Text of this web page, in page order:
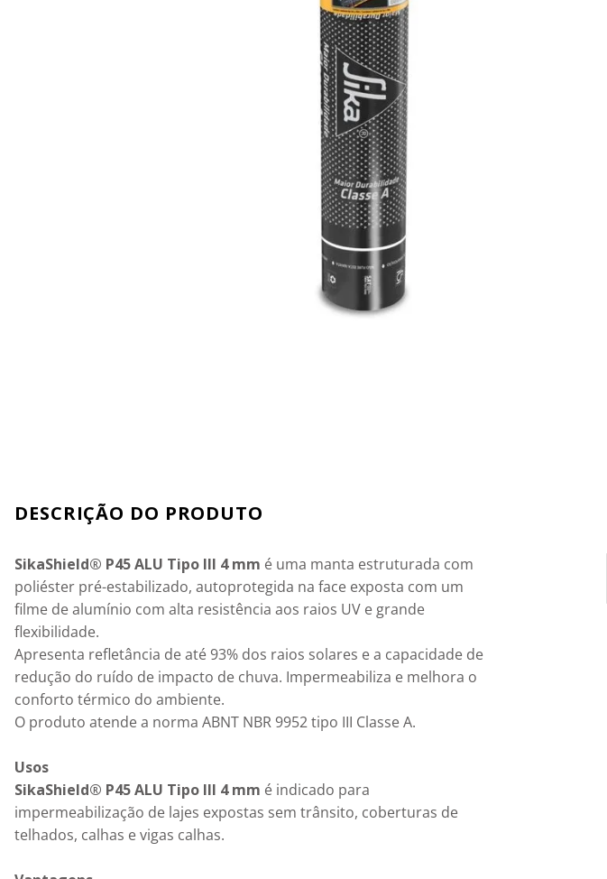
SikaShield® P45 ALU Tipo III 4 mm é uma manta estruturada com
poliéster pré-estabilizado, autoprotegida na face exposta com um
filme de alumínio com alta resistência aos raios UV e grande
flexibilidade.
Apresenta refletância de até 93% dos raios solares e a capacidade de
redução do ruído de impacto de chuva. Impermeabiliza e melhora o
conforto térmico do ambiente.
O produto atende a norma ABNT NBR 9952 tipo III Classe A.
Usos
SikaShield® P45 ALU Tipo III 4 mm é indicado para
impermeabilização de lajes expostas sem trânsito, coberturas de
telhados, calhas e vigas calhas.